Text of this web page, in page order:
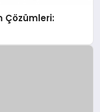
Çözümleri: